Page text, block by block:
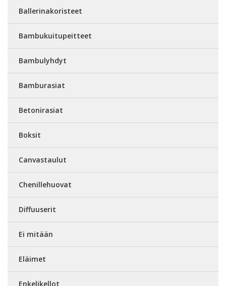
Ballerinakoristeet
Bambukuitupeitteet
Bambulyhdyt
Bamburasiat
Betonirasiat
Boksit
Canvastaulut
Chenillehuovat
Diffuuserit
Ei mitään
Eläimet
Enkelikellot